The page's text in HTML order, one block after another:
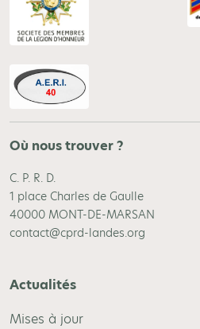
Où nous trouver ?
C. P. R. D.
1 place Charles de Gaulle
40000 MONT-DE-MARSAN
contact@cprd-landes.org
Actualités
Mises à jour